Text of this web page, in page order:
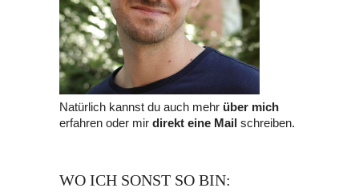
Natürlich kannst du auch mehr über mich
erfahren oder mir direkt eine Mailschreiben.
WO ICH SONST SO BIN: